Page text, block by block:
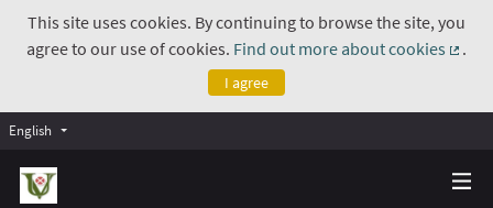
This site uses cookies. By continuing to browse the site, you
agree to our use of cookies. Find out more about cookies
.
I agree
English